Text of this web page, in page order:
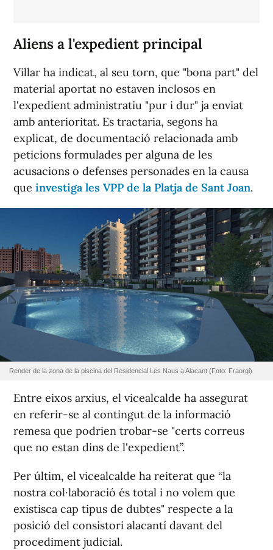
Aliens a l'expedient principal
Villar ha indicat, al seu torn, que "bona part" del
material aportat no estaven inclosos en
l'expedient administratiu "pur i dur" ja enviat
amb anterioritat. Es tractaria, segons ha
explicat, de documentació relacionada amb
peticions formulades per alguna de les
acusacions o defenses personades en la causa
que investiga les VPP de la Platja de Sant Joan.
Render de la zona de la piscina del Residencial Les Naus a Alacant (Foto: Fraorgi)
Entre eixos arxius, el vicealcalde ha assegurat
en referir-se al contingut de la informació
remesa que podrien trobar-se "certs correus
que no estan dins de l'expedient”.
Per últim, el vicealcalde ha reiterat que “la
nostra col·laboració és total i no volem que
existisca cap tipus de dubtes" respecte a la
posició del consistori alacantí davant del
procediment judicial.